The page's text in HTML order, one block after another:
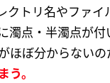
トリ名やファ
濁点・半濁点が付
ほぼ分からないの
う。